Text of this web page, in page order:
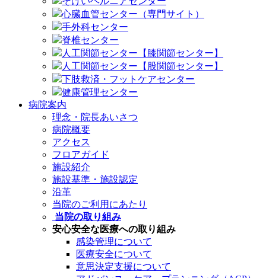
心臓血管センター（専門サイト）
手外科センター
脊椎センター
人工関節センター【膝関節センター】
人工関節センター【股関節センター】
下肢救済・フットケアセンター
健康管理センター
病院案内
理念・院長あいさつ
病院概要
アクセス
フロアガイド
施設紹介
施設基準・施設認定
沿革
当院のご利用にあたり
当院の取り組み
安心安全な医療への取り組み
感染管理について
医療安全について
意思決定支援について